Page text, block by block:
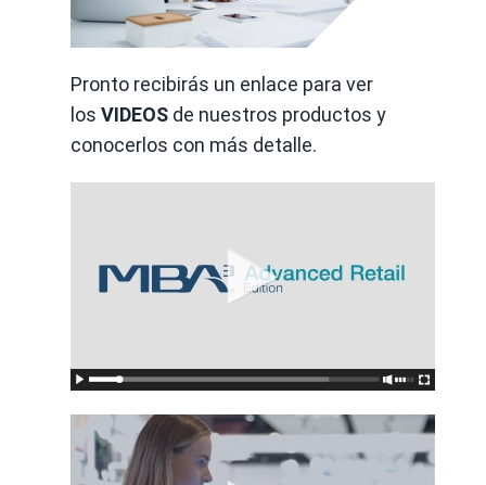
Pronto recibirás un enlace para ver
los VIDEOS de nuestros productos y
conocerlos con más detalle.